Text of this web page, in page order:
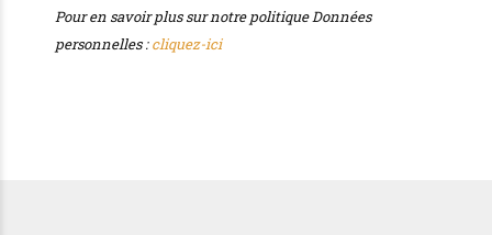
Pour en savoir plus sur notre politique Données
personnelles :cliquez-ici